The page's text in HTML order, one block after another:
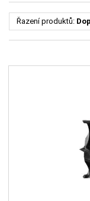
Řazení produktů: